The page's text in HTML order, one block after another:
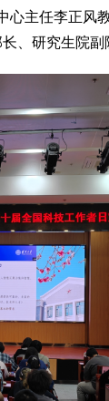
主任李正
、研究生院副